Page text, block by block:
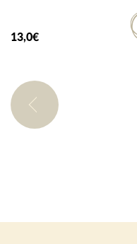
13,0€